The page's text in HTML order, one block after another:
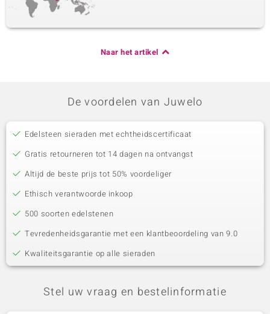
Naar het artikel
De voordelen van Juwelo
Edelsteen sieraden met echtheidscertificaat
Gratis retourneren tot 14 dagen na ontvangst
Altijd de beste prijs tot 50% voordeliger
Ethisch verantwoorde inkoop
500 soorten edelstenen
Tevredenheidsgarantie met een klantbeoordeling van 9.0
Kwaliteitsgarantie op alle sieraden
Stel uw vraag en bestelinformatie